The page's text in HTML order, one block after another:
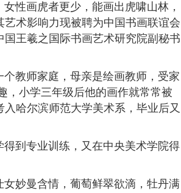
性画虎者更少，能画出虎啸山林，
术影响力现被聘为中国书画联谊会
王羲之国际书画艺术研究院副秘书
教师家庭，母亲是绘画教师，受家
，小学三年级后他的画作就常常被
哈尔滨师范大学美术系，毕业后又
到专业训练，又在中央美术学院得
妙曼含情，葡萄鲜翠欲滴，牡丹满